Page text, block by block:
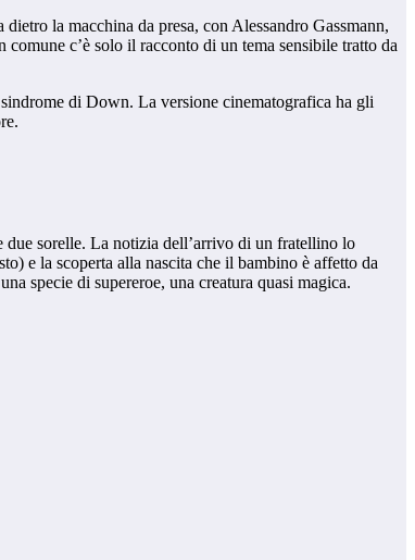
la macchina da presa, con Alessandro Gassmann,
c’è solo il racconto di un tema sensibile tratto da
di Down. La versione cinematografica ha gli
sorelle. La notizia dell’arrivo di un fratellino lo
e la scoperta alla nascita che il bambino è affetto da
specie di supereroe, una creatura quasi magica.